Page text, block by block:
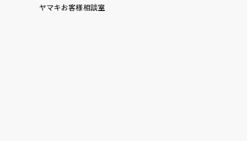
ヤマキお客様相談室